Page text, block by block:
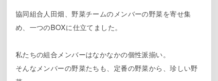
協同組合人田畑、野菜チームのメンバーの野菜を寄せ集
め、一つのBOXに仕立てました。
私たちの組合メンバーはなかなかの個性派揃い。
そんなメンバーの野菜たちも、定番の野菜から、珍しい野